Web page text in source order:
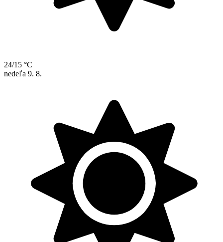
24/15 °C
nedeľa 9. 8.